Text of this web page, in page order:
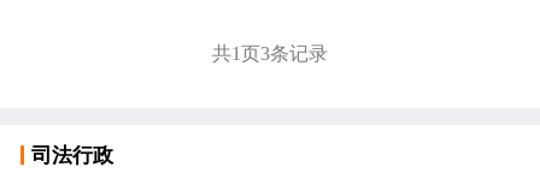
共1页3条记录
司法行政